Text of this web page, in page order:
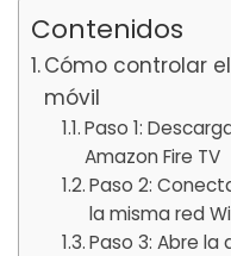
Contenidos
Cómo controlar
móvil
Paso 1:
Amazon Fire TV
Paso 2:
la misma red
Paso 3: Abre la